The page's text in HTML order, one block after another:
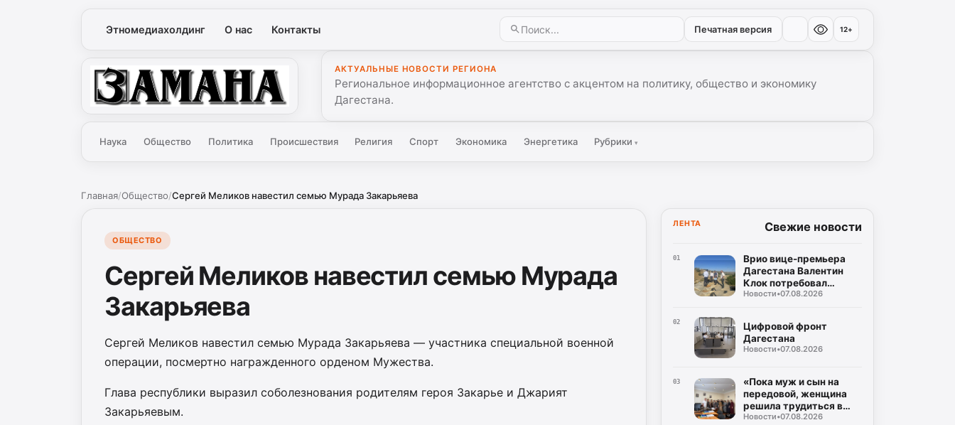
Этномедиахолдинг О нас Контакты Печатная версия 12+
Замана
АКТУАЛЬНЫЕ НОВОСТИ РЕГИОНА
Региональное информационное агентство с акцентом на политику, общество и экономику
Дагестана.
Наука Общество Политика Происшествия Религия Спорт Экономика Энергетика Рубрики▾
Главная/Общество/Сергей Меликов навестил семью Мурада Закарьяева
ОБЩЕСТВО
Сергей Меликов навестил семью Мурада
Закарьяева
Сергей Меликов навестил семью Мурада Закарьяева — участника специальной военной
операции, посмертно награжденного орденом Мужества.
Глава республики выразил соболезнования родителям героя Закарье и Джарият
Закарьяевым.
ЛЕНТА Свежие новости
01
Врио вице-премьера
Дагестана Валентин
Клок потребовал
устранить замечания
Новости•07.08.2026
02
Цифровой фронт
Дагестана
Новости•07.08.2026
03
«Пока муж и сын на
передовой, женщина
решила трудиться в
тылу»
Новости•07.08.2026